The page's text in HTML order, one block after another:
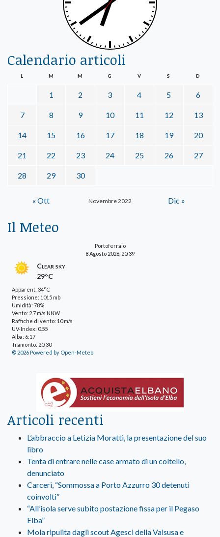
Calendario articoli
Novembre 2022
L M M G V S D
1 2 3 4 5 6
7 8 9 10 11 12 13
14 15 16 17 18 19 20
21 22 23 24 25 26 27
28 29 30
« Ott Dic »
Il Meteo
Portoferraio
8 Agosto 2026, 20:39
Clear sky
29°C
Apparent: 34°C
Pressione: 1015 mb
Umidità: 78%
Vento: 2.7 m/s NNW
Raffiche di vento: 10 m/s
UV-Index: 0.55
Alba: 6:17
Tramonto: 20:30
© 2026 Powered by Open-Meteo
Articoli recenti
L’abbraccio a Letizia Moratti, la presentazione del suo
libro
Tenta di entrare nelle case armato di un coltello,
denunciato
Carceri, “Sommossa a Porto Azzurro 30 detenuti
coinvolti”
“All’isola serve subito postazione fissa per il Pegaso
Elba”
Mola ripulita dagli scout Agesci della Valsusa e